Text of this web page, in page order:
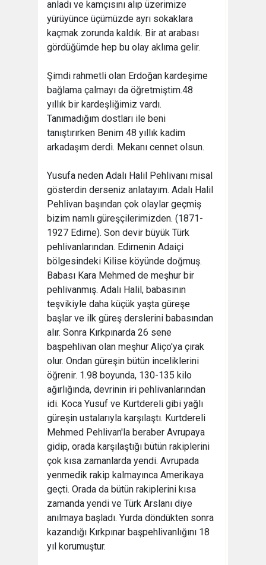
anladı ve kamçısını alıp üzerimize
yürüyünce üçümüzde ayrı sokaklara
kaçmak zorunda kaldık. Bir at arabası
gördüğümde hep bu olay aklıma gelir.
Şimdi rahmetli olan Erdoğan kardeşime
bağlama çalmayı da öğretmiştim.48
yıllık bir kardeşliğimiz vardı.
Tanımadığım dostları ile beni
tanıştırırken Benim 48 yıllık kadim
arkadaşım derdi. Mekanı cennet olsun.
Yusufa neden Adalı Halil Pehlivanı misal
gösterdin derseniz anlatayım. Adalı Halil
Pehlivan başından çok olaylar geçmiş
bizim namlı güreşçilerimizden. (1871-
1927 Edirne). Son devir büyük Türk
pehlivanlarından. Edirnenin Adaiçi
bölgesindeki Kilise köyünde doğmuş.
Babası Kara Mehmed de meşhur bir
pehlivanmış. Adalı Halil, babasının
teşvikiyle daha küçük yaşta güreşe
başlar ve ilk güreş derslerini babasından
alır. Sonra Kırkpınarda 26 sene
başpehlivan olan meşhur Aliço'ya çırak
olur. Ondan güreşin bütün inceliklerini
öğrenir. 1.98 boyunda, 130-135 kilo
ağırlığında, devrinin iri pehlivanlarından
idi. Koca Yusuf ve Kurtdereli gibi yağlı
güreşin ustalarıyla karşılaştı. Kurtdereli
Mehmed Pehlivan'la beraber Avrupaya
gidip, orada karşılaştığı bütün rakiplerini
çok kısa zamanlarda yendi. Avrupada
yenmedik rakip kalmayınca Amerikaya
geçti. Orada da bütün rakiplerini kısa
zamanda yendi ve Türk Arslanı diye
anılmaya başladı. Yurda döndükten sonra
kazandığı Kırkpınar başpehlivanlığını 18
yıl korumuştur.